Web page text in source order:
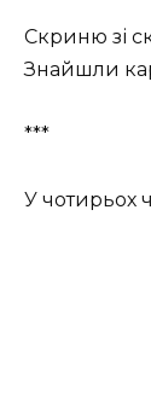
Скриню зі
Знайшли
***
У чотирьох